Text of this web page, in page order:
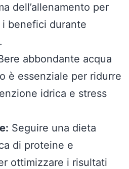
dell’allenamento per
i benefici durante
abbondante acqua
è essenziale per ridurre
idrica e stress
Seguire una dieta
di proteine e
ottimizzare i risultati